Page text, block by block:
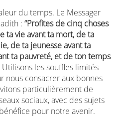
du temps. Le Messager
: “Profites de cinq choses
ta vie avant ta mort, de ta
de ta jeunesse avant ta
ta pauvreté, et de ton temps
Utilisons les souffles limités
nous consacrer aux bonnes
particulièrement de
sociaux, avec des sujets
pour notre avenir.